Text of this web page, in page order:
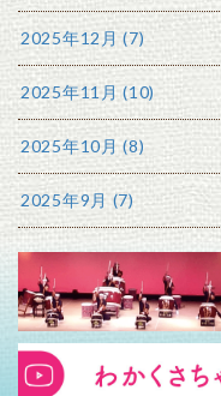
2025年12月 (7)
2025年11月 (10)
2025年10月 (8)
2025年9月 (7)